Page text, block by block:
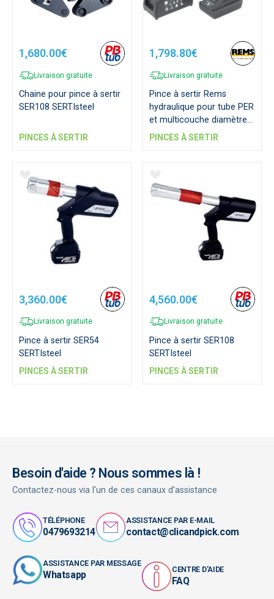
1,680.00€
Livraison gratuite
Chaine pour pince à sertir
SER108 SERTIsteel
PINCES À SERTIR
1,798.80€
Livraison gratuite
Pince à sertir Rems
hydraulique pour tube PER
et multicouche diamètre
16 à 40 mm
PINCES À SERTIR
3,360.00€
Livraison gratuite
Pince à sertir SER54
SERTIsteel
PINCES À SERTIR
4,560.00€
Livraison gratuite
Pince à sertir SER108
SERTIsteel
PINCES À SERTIR
Besoin d'aide ? Nous sommes là !
Contactez-nous via l'un de ces canaux d'assistance
TÉLÉPHONE
0479693214
ASSISTANCE PAR E-MAIL
contact@clicandpick.com
ASSISTANCE PAR MESSAGE
Whatsapp CENTRE D'AIDE
FAQ